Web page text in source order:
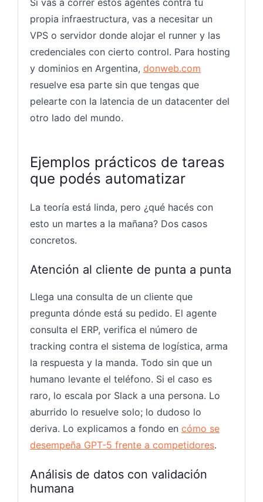
propia infraestructura, vas a necesitar un
VPS o servidor donde alojar el runner y las
credenciales con cierto control. Para hosting
y dominios en Argentina, donweb.com
resuelve esa parte sin que tengas que
pelearte con la latencia de un datacenter del
otro lado del mundo.
Ejemplos prácticos de tareas
que podés automatizar
La teoría está linda, pero ¿qué hacés con
esto un martes a la mañana? Dos casos
concretos.
Atención al cliente de punta a punta
Llega una consulta de un cliente que
pregunta dónde está su pedido. El agente
consulta el ERP, verifica el número de
tracking contra el sistema de logística, arma
la respuesta y la manda. Todo sin que un
humano levante el teléfono. Si el caso es
raro, lo escala por Slack a una persona. Lo
aburrido lo resuelve solo; lo dudoso lo
deriva. Lo explicamos a fondo en cómo se
desempeña GPT-5 frente a competidores.
Análisis de datos con validación
humana